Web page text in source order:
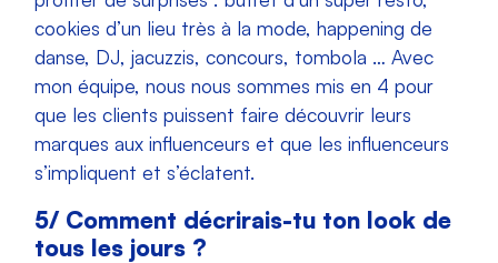
cookies d’un lieu très à la mode, happening de
danse, DJ, jacuzzis, concours, tombola … Avec
mon équipe, nous nous sommes mis en 4 pour
que les clients puissent faire découvrir leurs
marques aux influenceurs et que les influenceurs
s’impliquent et s’éclatent.
5/ Comment décrirais-tu ton look de
tous les jours ?